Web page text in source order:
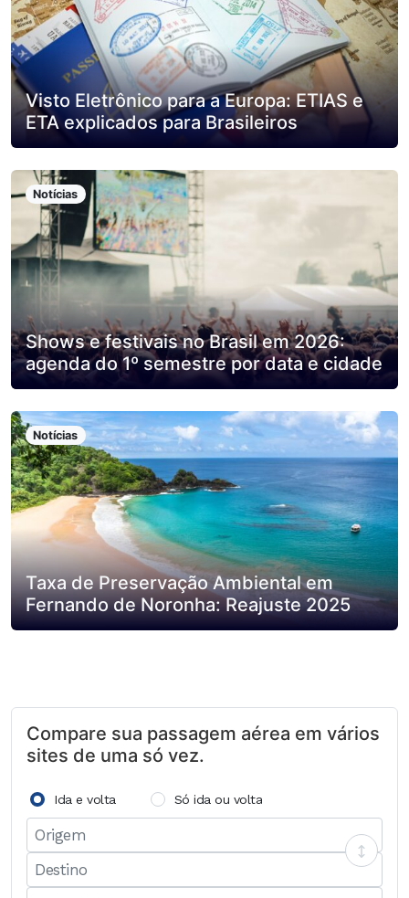
Visto Eletrônico para a Europa: ETIAS e
ETA explicados para Brasileiros
Notícias
Shows e festivais no Brasil em 2026:
agenda do 1º semestre por data e cidade
Notícias
Taxa de Preservação Ambiental em
Fernando de Noronha: Reajuste 2025
Compare sua passagem aérea em vários
sites de uma só vez.
Ida e volta Só ida ou volta